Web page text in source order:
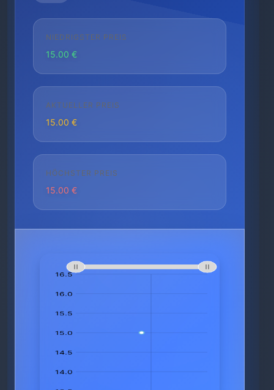
NIEDRIGSTER PREIS
15.00 €
AKTUELLER PREIS
15.00 €
HÖCHSTER PREIS
15.00 €